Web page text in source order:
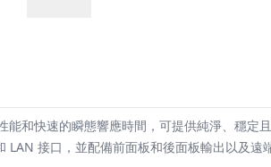
和快速的瞬態響應時間，可提供純淨、穩定
LAN 接口，並配備前面板和後面板輸出以及